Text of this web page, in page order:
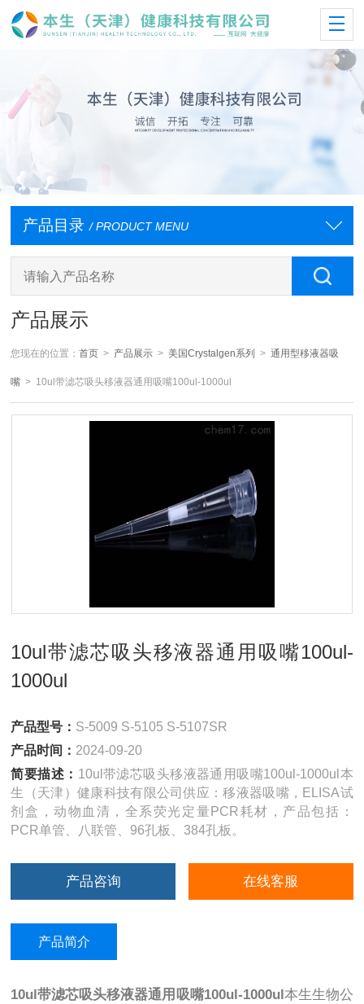
产品目录 / PRODUCT MENU
产品展示
您现在的位置：首页 > 产品展示 >美国Crystalgen系列 >通用型移液器吸
嘴 > 10ul带滤芯吸头移液器通用吸嘴100ul-1000ul
10ul带滤芯吸头移液器通用吸嘴100ul-
1000ul
产品型号： S-5009 S-5105 S-5107SR
产品时间： 2024-09-20
简要描述： 10ul带滤芯吸头移液器通用吸嘴100ul-1000ul本
生（天津）健康科技有限公司供应：移液器吸嘴，ELISA试
剂盒，动物血清，全系荧光定量PCR耗材，产品包括：
PCR单管、八联管、96孔板、384孔板。
产品咨询 在线客服
产品简介
10ul带滤芯吸头移液器通用吸嘴100ul-1000ul本生生物公